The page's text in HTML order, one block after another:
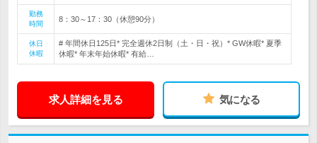
勤務
時間
8：30～17：30（休憩90分）
休日
休暇
# 年間休日125日* 完全週休2日制（土・日・祝）* GW休暇* 夏季
休暇* 年末年始休暇* 有給…
求人詳細を見る 気になる